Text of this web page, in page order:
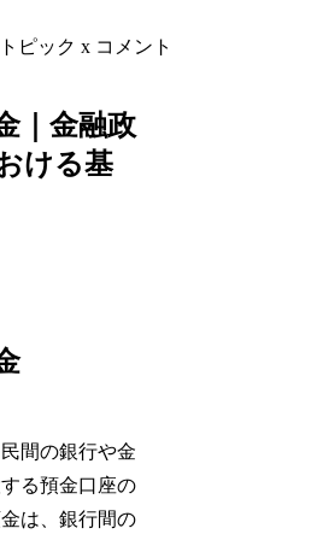
ピック x コメント
｜金融政
ける基
間の銀行や金
る預金口座の
は、銀行間の